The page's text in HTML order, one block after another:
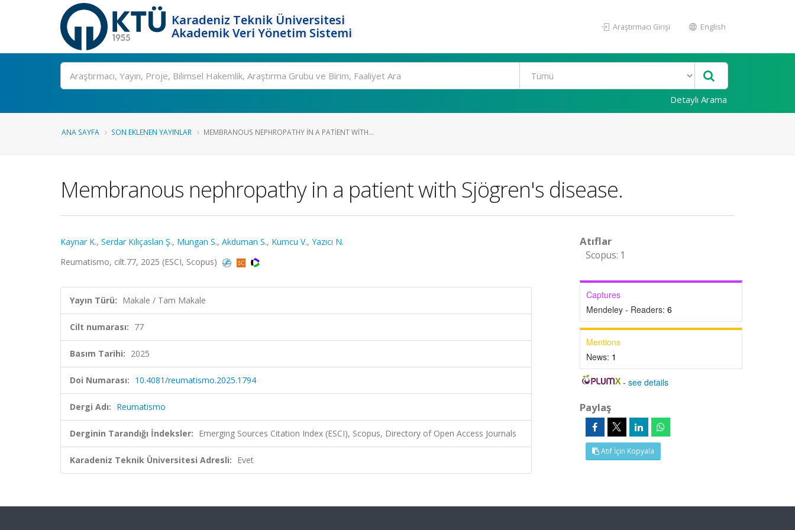
Karadeniz Teknik Üniversitesi
Akademik Veri Yönetim Sistemi
Araştırmacı Girişi English
Ara
Detaylı Arama
ANA SAYFA SON EKLENEN YAYINLAR MEMBRANOUS NEPHROPATHY IN A PATIENT WITH...
Membranous nephropathy in a patient with Sjögren's disease.
Kaynar K., Serdar Kılıçaslan Ş., Mungan S., Akduman S., Kumcu V., Yazıcı N.
Reumatismo, cilt.77, 2025 (ESCI, Scopus)
Yayın Türü: Makale / Tam Makale
Cilt numarası: 77
Basım Tarihi: 2025
Doi Numarası: 10.4081/reumatismo.2025.1794
Dergi Adı: Reumatismo
Derginin Tarandığı İndeksler: Emerging Sources Citation Index (ESCI), Scopus, Directory of Open Access Journals
Karadeniz Teknik Üniversitesi Adresli: Evet
Atıflar
Scopus: 1
Captures
Mendeley - Readers: 6
Mentions
News: 1
-see details
Paylaş
Atıf İçin Kopyala